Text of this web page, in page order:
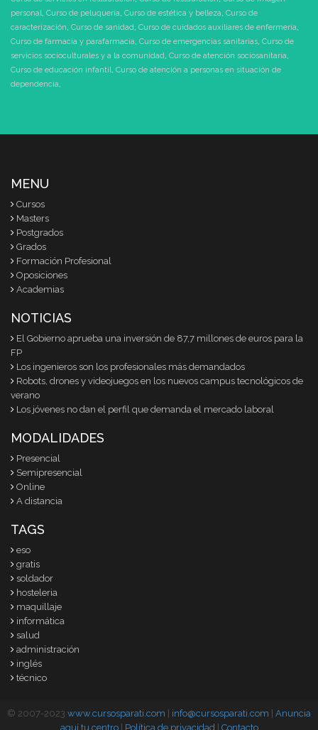
personal, Curso de peluquería, Curso de estética y belleza, Curso de
caracterización, Curso de sanidad, Curso de cuidados auxiliares de enfermería,
Curso de farmacia y parafarmacia, Curso de emergencias sanitarias, Curso de
servicios socioculturales y a la comunidad, Curso de atención sociosanitaria,
Curso de educación infantil, Curso de atención a personas en situación de
dependencia,
MENU
Cursos
Masters
Postgrados
Grados
Formación Profesional
Oposiciones
Academias
NOTICIAS
El Gobierno aprueba una inversión de 87,7 millones de euros para la
FP
Los ingenieros son los profesionales más demandados
Robots, drones y videojuegos en los nuevos campus tecnológicos de
verano
Los jóvenes no dan el perfil que demanda el mercado laboral
MODALIDADES
Presencial
Semipresencial
Online
A distancia
TAGS
eso
gratis
soldador
hosteleria
maquillaje
informática
salud
administración
inglés
técnico
© 2007-2023 www.cursosparati.com info@cursosparati.com
Anuncia
aquí tu centro| Política de privacidad Contacto